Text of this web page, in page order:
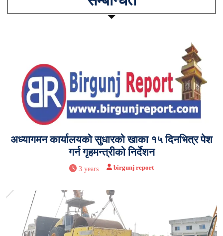
अध्यागमन कार्यालयको सुधारको खाका १५ दिनभित्र पेश
गर्न गृहमन्त्रीको निर्देशन
3 years birgunj report